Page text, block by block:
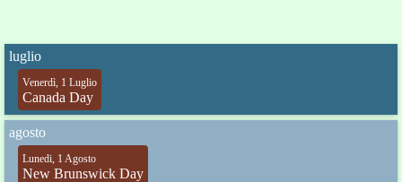
luglio
Venerdì, 1 Luglio
Canada Day
agosto
Lunedi, 1 Agosto
New Brunswick Day